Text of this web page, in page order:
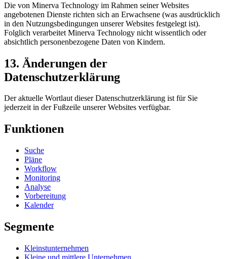
Die von Minerva Technology im Rahmen seiner Websites
angebotenen Dienste richten sich an Erwachsene (was ausdrücklich
in den Nutzungsbedingungen unserer Websites festgelegt ist).
Folglich verarbeitet Minerva Technology nicht wissentlich oder
absichtlich personenbezogene Daten von Kindern.
13. Änderungen der
Datenschutzerklärung
Der aktuelle Wortlaut dieser Datenschutzerklärung ist für Sie
jederzeit in der Fußzeile unserer Websites verfügbar.
Funktionen
Suche
Pläne
Workflow
Monitoring
Analyse
Vorbereitung
Kalender
Segmente
Kleinstunternehmen
Kleine und mittlere Unternehmen